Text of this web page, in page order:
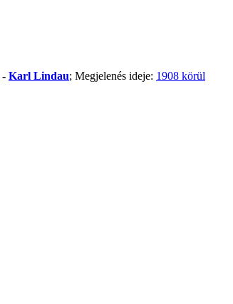
- Karl Lindau; Megjelenés ideje: 1908 körül